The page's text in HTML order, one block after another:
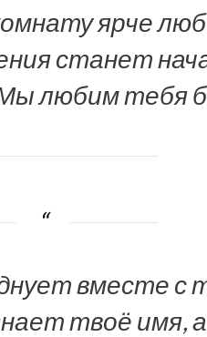
ярче
станет
любим тебя
вместе с
твоё имя,